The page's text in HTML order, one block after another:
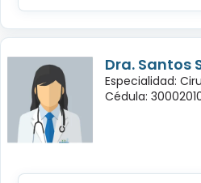
Dra. Santos
Especialidad:
Cédula: